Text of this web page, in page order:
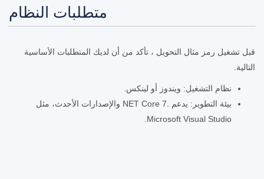
متطلبات النظام
قبل تشغيل رمز مثال التحويل ، تأكد من أن لديك المتطلبات الأساسية
التالية.
نظام التشغيل: ويندوز أو لينكس.
بيئة التطوير: يدعم .NET Core 7 والإصدارات الأحدث، مثل
Microsoft Visual Studio.